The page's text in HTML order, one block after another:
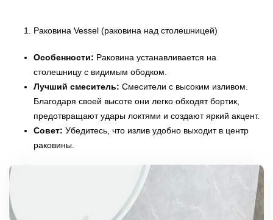
Раковина Vessel (раковина над столешницей)
Особенности: Раковина устанавливается на
столешницу с видимым ободком.
Лучший смеситель: Смесители с высоким изливом.
Благодаря своей высоте они легко обходят бортик,
предотвращают удары локтями и создают яркий акцент.
Совет: Убедитесь, что излив удобно выходит в центр
раковины.